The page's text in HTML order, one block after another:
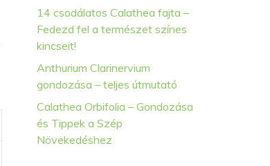
14 csodálatos Calathea fajta –
Fedezd fel a természet színes
kincseit!
Anthurium Clarinervium
gondozása – teljes útmutató
Calathea Orbifolia – Gondozása
és Tippek a Szép
Növekedéshez